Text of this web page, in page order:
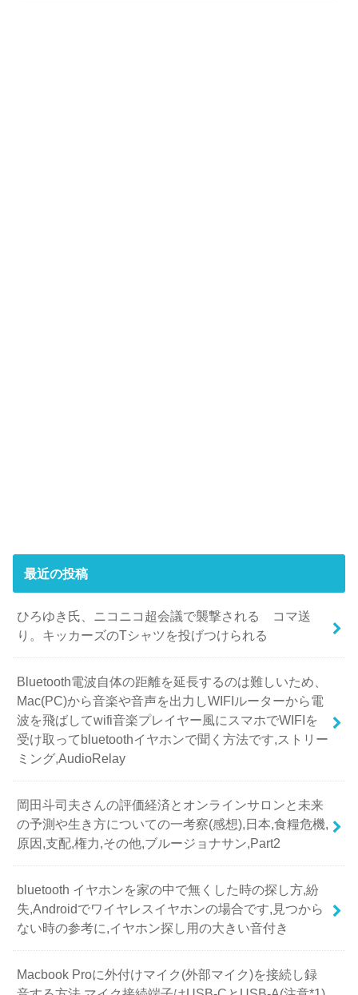
最近の投稿
ひろゆき氏、ニコニコ超会議で襲撃される コマ送
り。キッカーズのTシャツを投げつけられる
Bluetooth電波自体の距離を延長するのは難しいため、
Mac(PC)から音楽や音声を出力しWIFIルーターから電
波を飛ばしてwifi音楽プレイヤー風にスマホでWIFIを
受け取ってbluetoothイヤホンで聞く方法です,ストリー
ミング,AudioRelay
岡田斗司夫さんの評価経済とオンラインサロンと未来
の予測や生き方についての一考察(感想),日本,食糧危機,
原因,支配,権力,その他,ブルージョナサン,Part2
bluetooth イヤホンを家の中で無くした時の探し方,紛
失,Androidでワイヤレスイヤホンの場合です,見つから
ない時の参考に,イヤホン探し用の大きい音付き
Macbook Proに外付けマイク(外部マイク)を接続し録